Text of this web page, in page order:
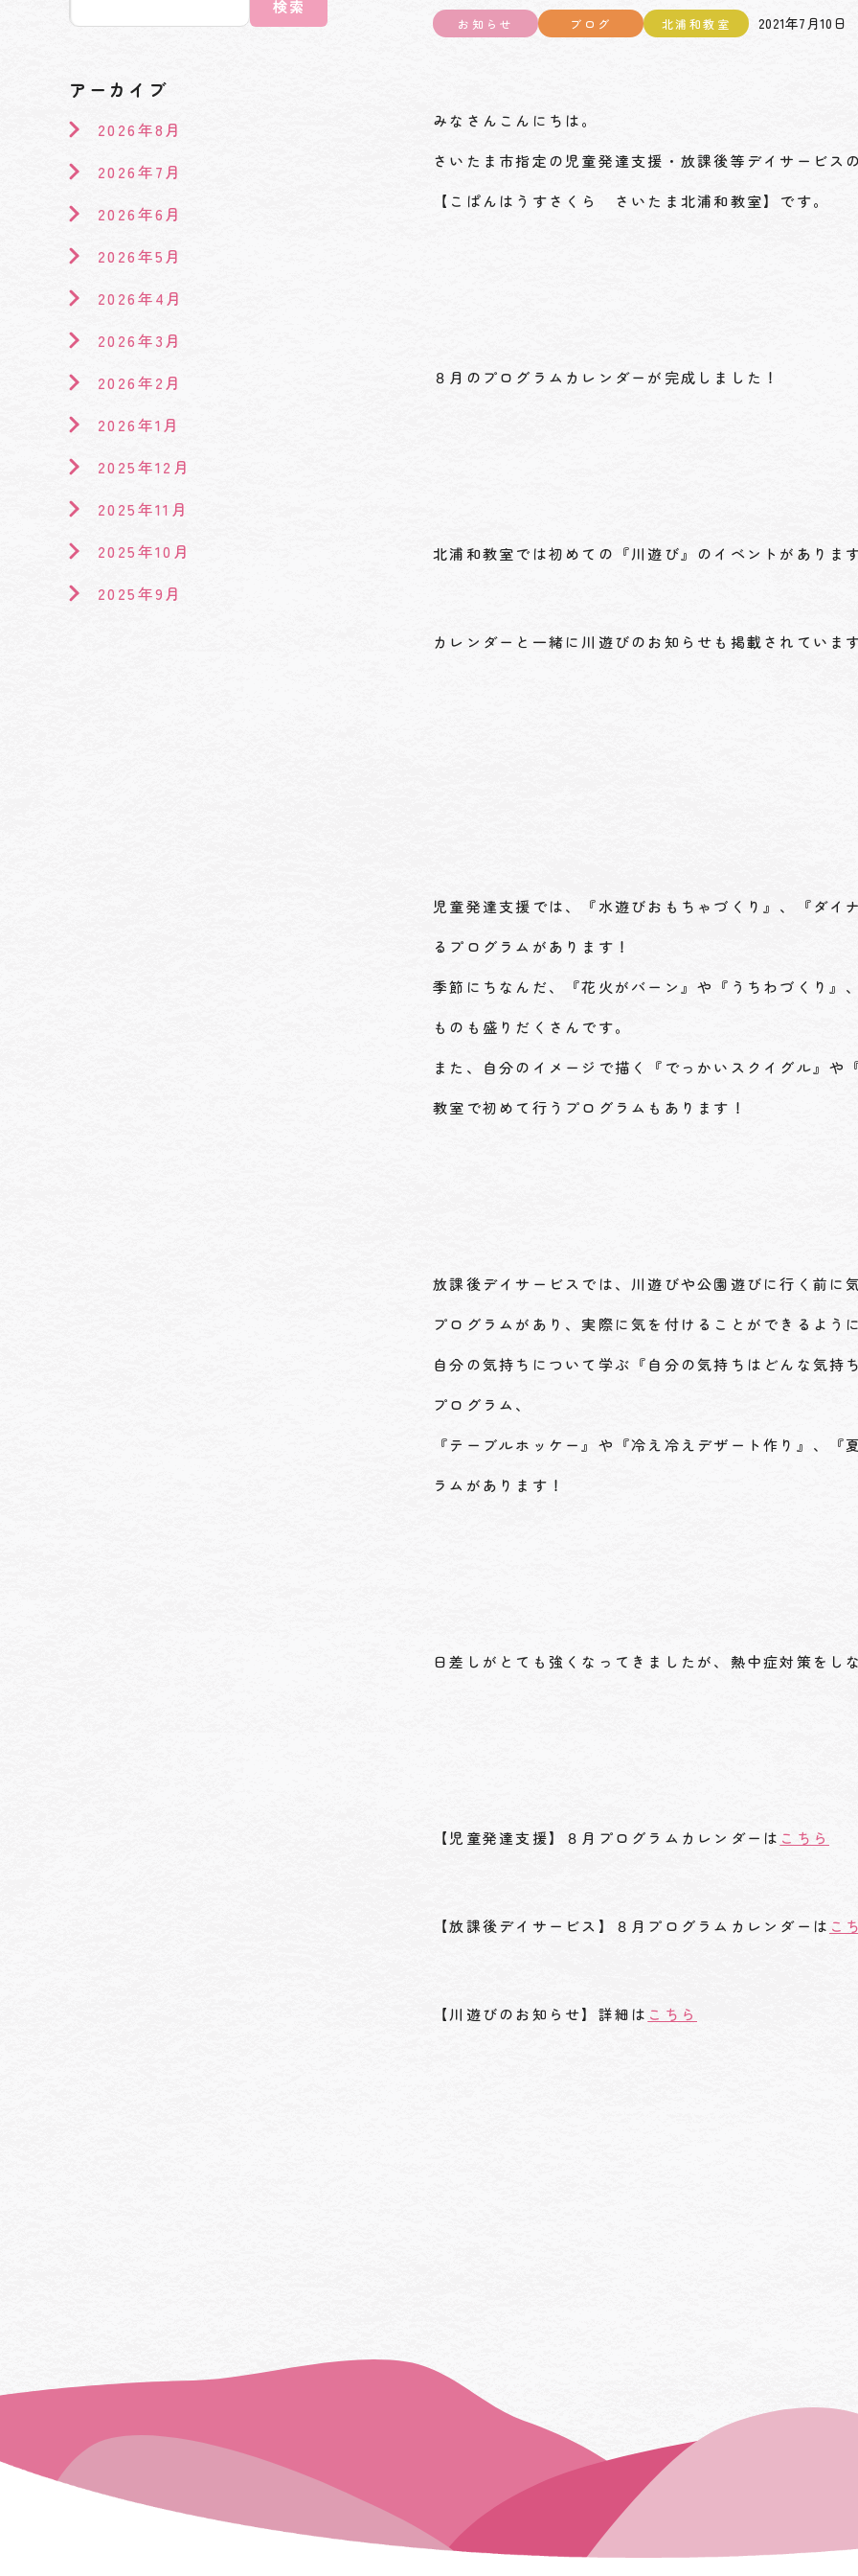
お知らせ ブログ 北浦和教室 2021年7月10日
みなさんこんにちは。
さいたま市指定の児童発達支援・放課後等デイサービス
【こぱんはうすさくら さいたま北浦和教室】です。
８月のプログラムカレンダーが完成しました！
北浦和教室では初めての『川遊び』のイベントがありま
カレンダーと一緒に川遊びのお知らせも掲載されていま
児童発達支援では、『水遊びおもちゃづくり』、『ダ
るプログラムがあります！
季節にちなんだ、『花火がバーン』や『うちわづくり』
ものも盛りだくさんです。
また、自分のイメージで描く『でっかいスクイグル』
教室で初めて行うプログラムもあります！
放課後デイサービスでは、川遊びや公園遊びに行く前に
プログラムがあり、実際に気を付けることができるよう
自分の気持ちについて学ぶ『自分の気持ちはどんな気
プログラム、
『テーブルホッケー』や『冷え冷えデザート作り』、
ラムがあります！
日差しがとても強くなってきましたが、熱中症対策をし
【児童発達支援】８月プログラムカレンダーは こちら
【放課後デイサービス】８月プログラムカレンダーは こ
【川遊びのお知らせ】詳細は こちら
検索
アーカイブ
2026年8月
2026年7月
2026年6月
2026年5月
2026年4月
2026年3月
2026年2月
2026年1月
2025年12月
2025年11月
2025年10月
2025年9月